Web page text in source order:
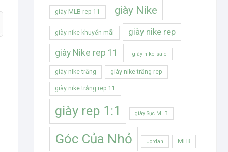
giày MLB rep 11 giày Nike
giày nike khuyến mãi giày nike rep
giày Nike rep 11 giày nike sale
giày nike trắng giày nike trắng rep
giày nike trắng rep 11
giày rep 1:1 giày Sục MLB
Góc Của Nhỏ Jordan MLB